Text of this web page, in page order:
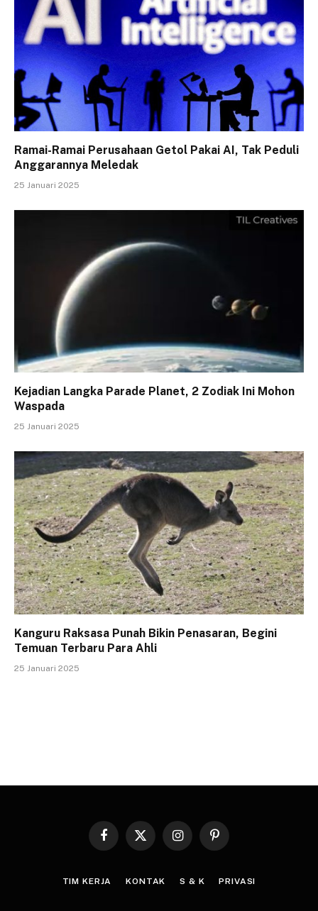
Ramai-Ramai Perusahaan Getol Pakai AI, Tak Peduli
Anggarannya Meledak
25 Januari 2025
Kejadian Langka Parade Planet, 2 Zodiak Ini Mohon
Waspada
25 Januari 2025
Kanguru Raksasa Punah Bikin Penasaran, Begini
Temuan Terbaru Para Ahli
25 Januari 2025
Facebook
X
InstagramPinterest
TIM KERJA KONTAK S & K PRIVASI